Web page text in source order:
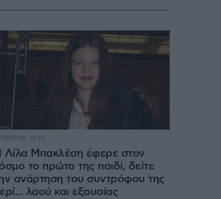
Λίλα Μπακλέση έφερε στον
το πρώτο της παιδί, δείτε
ανάρτηση του συντρόφου της
λαού και εξουσίας
22:23